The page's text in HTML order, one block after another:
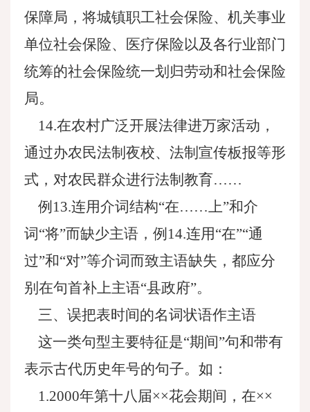
保障局，将城镇职工社会保险、机关事业
单位社会保险、医疗保险以及各行业部门
统筹的社会保险统一划归劳动和社会保险
局。
14.在农村广泛开展法律进万家活动，
通过办农民法制夜校、法制宣传板报等形
式，对农民群众进行法制教育……
例13.连用介词结构“在……上”和介
词“将”而缺少主语，例14.连用“在”“通
过”和“对”等介词而致主语缺失，都应分
别在句首补上主语“县政府”。
三、误把表时间的名词状语作主语
这一类句型主要特征是“期间”句和带有
表示古代历史年号的句子。如：
1.2000年第十八届××花会期间，在××